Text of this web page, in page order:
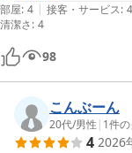
部屋: 4 | 接客・サービス: 4
清潔さ: 4
98
こんぶーん
20代/男性 | 1件の
4 2026